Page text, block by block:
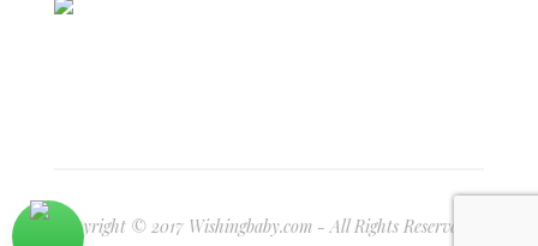
Copyright © 2017 Wishingbaby.com - All Rights Reserved